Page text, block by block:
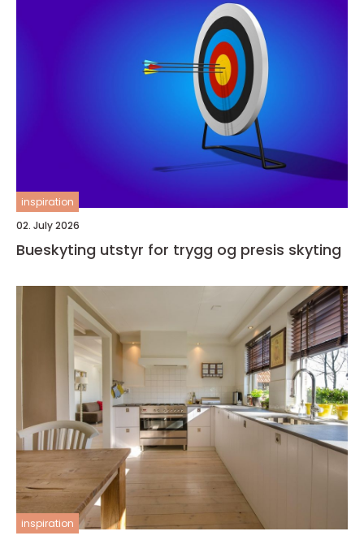
inspiration
02. July 2026
Bueskyting utstyr for trygg og presis skyting
inspiration